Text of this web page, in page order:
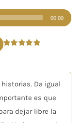
00:00
Da igual
es que
dejar libre la